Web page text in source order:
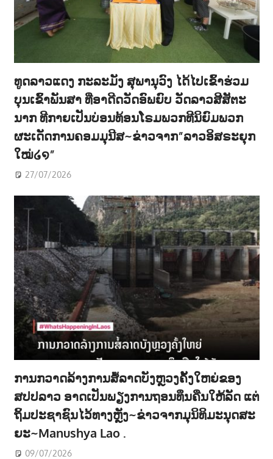
ທູດລາວແດງ ກະລະມັງ ສຸພານຸວົງ ໄດ້ໄປເຂົ້າຮ່ວມ
ບຸນເຂົ້າພັນສາ ທີ່ອາດີດວັດອົພຍົບ ວັດລາວສີສັຕະ
ນາກ ທີກາຍເປັນບ່ອນທ້ອນໂຣມພວກທີນິຍົມພວກ
ຜະເດັດການຄອມມຸນີສ~ຂ່າວຈາກ”ລາວອິສຣະຍຸກ
ໃໝ່໒໑”
27/07/2026
ການກວາດລ້າງການສໍ້ລາດບັງຫຼວງຄັ້ງໃຫຍ່ຂອງ
ສປປລາວ ອາດເປັນພຽງການຖອນທຶນຄືນໃຫ້ລັດ ແຕ່
ຖິ້ມປະຊາຊົນໄວ້ທາງຫຼັງ~ຂ່າວຈາກມຸນິທິມະນຸດສະ
ຍະ~Manushya Lao .
09/07/2026